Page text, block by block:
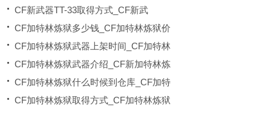
CF新武器TT-33取得方式_CF新武
CF加特林炼狱多少钱_CF加特林炼狱价
CF加特林炼狱武器上架时间_CF加特林
CF加特林炼狱武器介绍_CF新加特林炼
CF加特林炼狱什么时候到仓库_CF加特
CF加特林炼狱取得方式_CF加特林炼狱